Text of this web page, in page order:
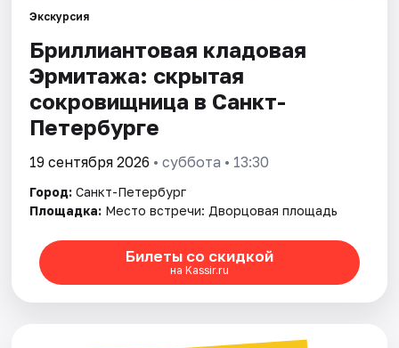
Города
Площадки
Артисты
Рейтинги
Экскурсия
Бриллиантовая кладовая
Эрмитажа: скрытая
сокровищница в Санкт-
Петербурге
19 сентября 2026 • суббота • 13:30
Город: Санкт-Петербург
Площадка: Место встречи: Дворцовая площадь
Билеты со скидкой
на Kassir.ru